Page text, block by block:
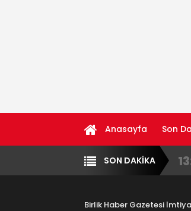
Anasayfa Son
Yazarlar Diğer
SON DAKİKA
Birlik Haber Gazetesi